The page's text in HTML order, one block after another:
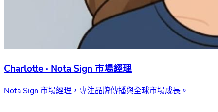
Charlotte · Nota Sign 市場經理
Nota Sign 市場經理，專注品牌傳播與全球市場成長。